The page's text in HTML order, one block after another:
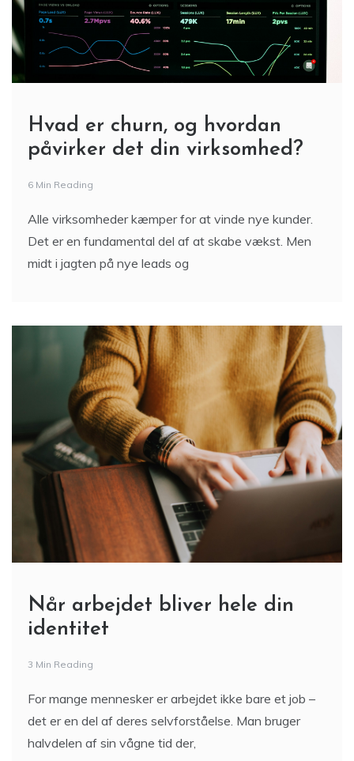
Hvad er churn, og hvordan
påvirker det din virksomhed?
6 Min Reading
Alle virksomheder kæmper for at vinde nye kunder.
Det er en fundamental del af at skabe vækst. Men
midt i jagten på nye leads og
Når arbejdet bliver hele din
identitet
3 Min Reading
For mange mennesker er arbejdet ikke bare et job –
det er en del af deres selvforståelse. Man bruger
halvdelen af sin vågne tid der,